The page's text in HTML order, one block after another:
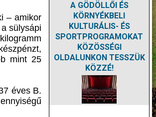
– amikor
sülysápi
mint 25
éves B.
A GÖDÖLLŐI ÉS
KÖRNYÉKBELI
KULTURÁLIS- ÉS
SPORTPROGRAMOKAT
KÖZÖSSÉGI
OLDALUNKON TESSZÜK
KÖZZÉ!